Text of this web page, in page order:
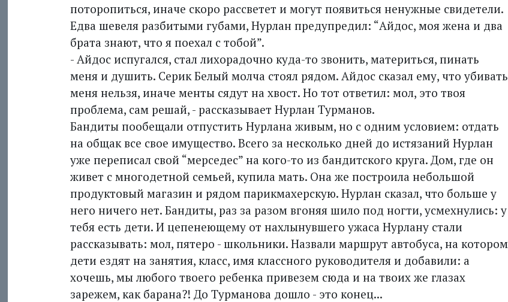
поторопиться, иначе скоро рассветет и могут появиться ненужные свидетели.
Едва шевеля разбитыми губами, Нурлан предупредил: “Айдос, моя жена и два
брата знают, что я поехал с тобой”.
- Айдос испугался, стал лихорадочно куда-то звонить, материться, пинать
меня и душить. Серик Белый молча стоял рядом. Айдос сказал ему, что убивать
меня нельзя, иначе менты сядут на хвост. Но тот ответил: мол, это твоя
проблема, сам решай, - рассказывает Нурлан Турманов.
Бандиты пообещали отпустить Нурлана живым, но с одним условием: отдать
на общак все свое имущество. Всего за несколько дней до истязаний Нурлан
уже переписал свой “мерседес” на кого-то из бандитского круга. Дом, где он
живет с многодетной семьей, купила мать. Она же построила небольшой
продуктовый магазин и рядом парикмахерскую. Нурлан сказал, что больше у
него ничего нет. Бандиты, раз за разом вгоняя шило под ногти, усмехнулись: у
тебя есть дети. И цепенеющему от нахлынувшего ужаса Нурлану стали
рассказывать: мол, пятеро - школьники. Назвали маршрут автобуса, на котором
дети ездят на занятия, класс, имя классного руководителя и добавили: а
хочешь, мы любого твоего ребенка привезем сюда и на твоих же глазах
зарежем, как барана?! До Турманова дошло - это конец...